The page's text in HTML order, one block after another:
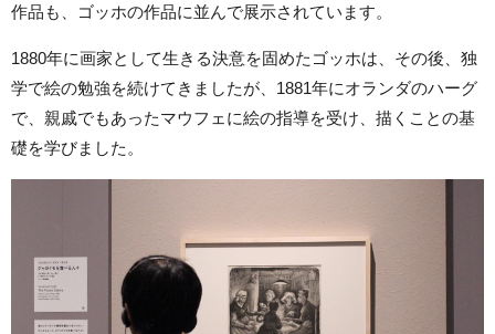
作品も、ゴッホの作品に並んで展示されています。
1880年に画家として生きる決意を固めたゴッホは、その後、独
学で絵の勉強を続けてきましたが、1881年にオランダのハーグ
で、親戚でもあったマウフェに絵の指導を受け、描くことの基
礎を学びました。